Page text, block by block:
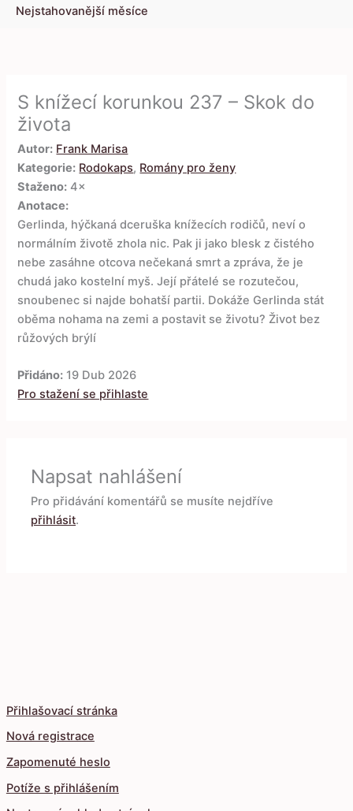
Nejstahovanější měsíce
Přihlašovací stránka
Nová registrace
Zapomenuté heslo
Potíže s přihlášením
S knížecí korunkou 237 – Skok do
života
Autor: Frank Marisa
Kategorie: Rodokaps, Romány pro ženy
Staženo: 4×
Anotace:
Gerlinda, hýčkaná dceruška knížecích rodičů, neví o
normálním životě zhola nic. Pak ji jako blesk z čistého
nebe zasáhne otcova nečekaná smrt a zpráva, že je
chudá jako kostelní myš. Její přátelé se rozutečou,
snoubenec si najde bohatší partii. Dokáže Gerlinda stát
oběma nohama na zemi a postavit se životu? Život bez
růžových brýlí
Přidáno: 19 Dub 2026
Pro stažení se přihlaste
Napsat nahlášení
Pro přidávání komentářů se musíte nejdříve
přihlásit.